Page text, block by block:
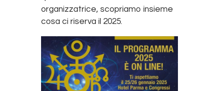
organizzatrice, scopriamo insieme
cosa ci riserva il 2025.